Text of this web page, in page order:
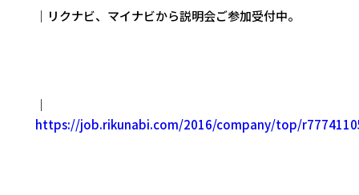
｜リクナビ、マイナビから説明会ご参加受付中。
｜
https://job.rikunabi.com/2016/company/top/